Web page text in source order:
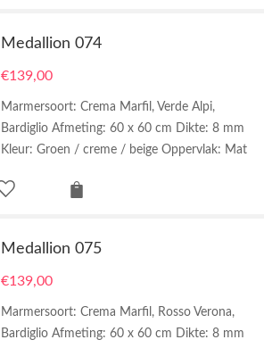
Medallion 074
€139,00
Marmersoort: Crema Marfil, Verde Alpi,
Bardiglio Afmeting: 60 x 60 cm Dikte: 8 mm
Kleur: Groen / creme / beige Oppervlak: Mat
Medallion 075
€139,00
Marmersoort: Crema Marfil, Rosso Verona,
Bardiglio Afmeting: 60 x 60 cm Dikte: 8 mm